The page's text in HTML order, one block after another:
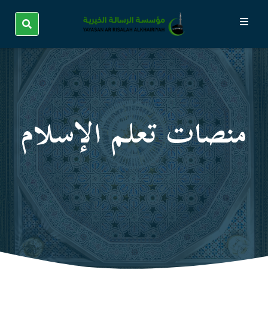
منصات تعلم الإسلام